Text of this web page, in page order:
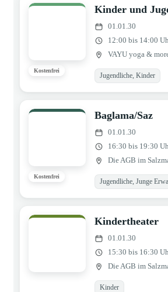
Kostenfrei
Kinder und
01.01.30
12:00 bis 14:00
VAYU yoga &
Jugendliche, Kinder
Kostenfrei
Baglama/Saz
01.01.30
16:30 bis 19:30
Die AGB im
Jugendliche, Junge
Kindertheater
01.01.30
15:30 bis 16:30
Die AGB im
Kinder